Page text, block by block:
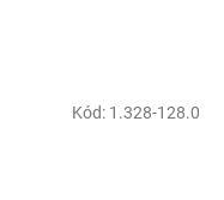
Kód: 1.328-128.0